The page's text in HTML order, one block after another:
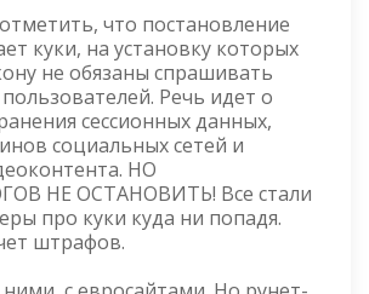
что постановление
куки, на установку которых
не обязаны спрашивать
Речь идет о
сессионных данных,
социальных сетей и
НО
НЕ ОСТАНОВИТЬ! Все стали
про куки куда ни попадя.
штрафов.